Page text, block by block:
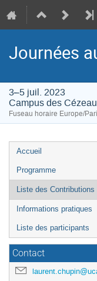
Journées
3–5 juil. 2023
Campus des
Fuseau horaire Europe/
Menu
de
l'événement
Accueil
Programme
Liste des Contributions
Informations pratiques
Liste des participants
Contact